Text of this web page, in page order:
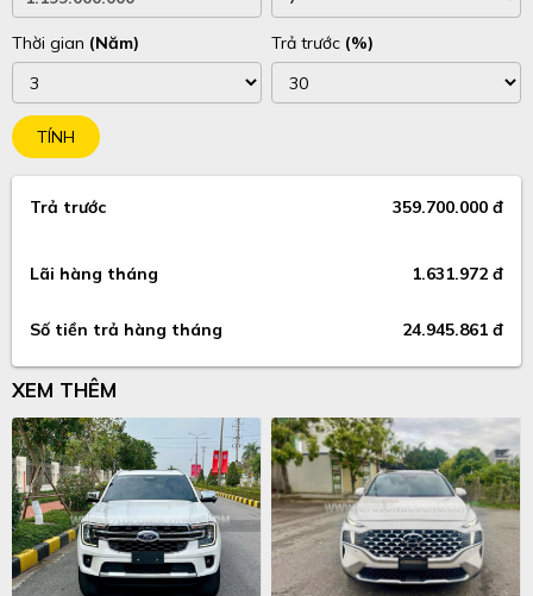
Thời gian (Năm) Trả trước (%)
TÍNH
Trả trước 359.700.000 đ
Lãi hàng tháng 1.631.972 đ
Số tiền trả hàng tháng 24.945.861 đ
XEM THÊM